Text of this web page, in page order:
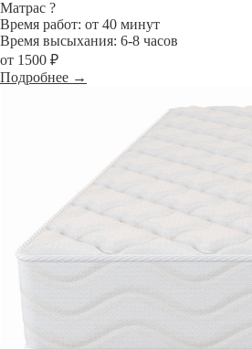
Матрас ?
Время работ: от 40 минут
Время высыхания: 6-8 часов
от 1500 ₽
Подробнее →